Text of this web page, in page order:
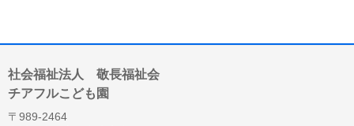
社会福祉法人 敬長福祉会
チアフルこども園
〒989-2464